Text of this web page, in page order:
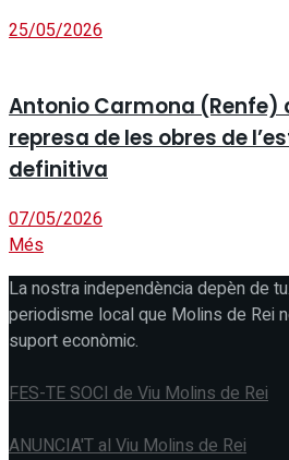
25/05/2026
Antonio Carmona (Renfe)
represa de les obres de
definitiva
07/05/2026
Més
La nostra independència depèn de
periodisme local que Molins de Rei
suport econòmic.
FES-TE SOCI de Viu Molins de Rei
ANUNCIA'T al Viu Molins de Rei